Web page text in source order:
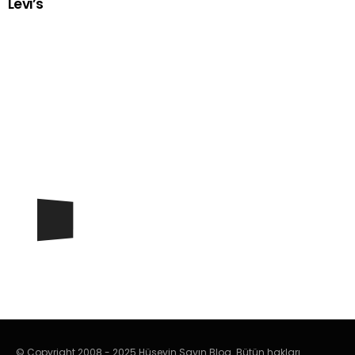
Levi’s
© Copyright 2008 - 2025 Hüseyin Sayın Blog. Bütün hakları